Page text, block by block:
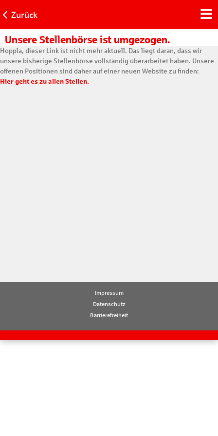
Zurück
Unsere Stellenbörse ist umgezogen.
Hoppla, dieser Link ist nicht mehr aktuell. Das liegt daran, dass wir
unsere bisherige Stellenbörse vollständig überarbeitet haben. Unsere
offenen Positionen sind daher auf einer neuen Website zu finden:
Hier geht es zu allen Stellen.
Impressum
Datenschutz
Barrierefreiheit